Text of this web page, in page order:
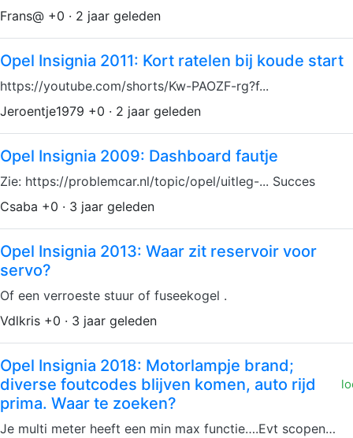
Frans@ +0 · 2 jaar geleden
Opel Insignia 2011: Kort ratelen bij koude start
https://youtube.com/shorts/Kw-PAOZF-rg?f...
Jeroentje1979 +0 · 2 jaar geleden
Opel Insignia 2009: Dashboard fautje
Zie: https://problemcar.nl/topic/opel/uitleg-... Succes
Csaba +0 · 3 jaar geleden
Opel Insignia 2013: Waar zit reservoir voor
servo?
Of een verroeste stuur of fuseekogel .
Vdlkris +0 · 3 jaar geleden
Opel Insignia 2018: Motorlampje brand;
diverse foutcodes blijven komen, auto rijd
prima. Waar te zoeken?
Je multi meter heeft een min max functie….Evt scopen…